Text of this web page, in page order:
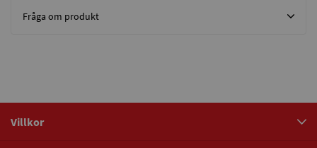
Fråga om produkt
Villkor